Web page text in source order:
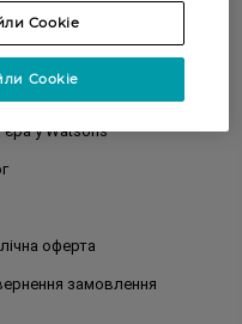
у Watsons
оферта
замовлення
Cookie
Cookie